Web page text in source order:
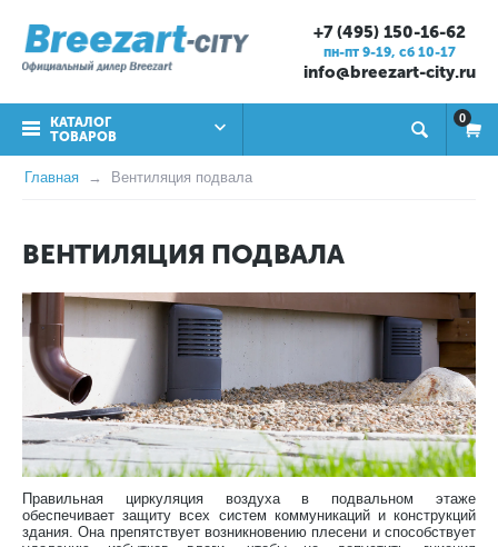
+7 (495) 150-16-62
пн-пт 9-19, cб 10-17
info@breezart-city.ru
КАТАЛОГ
ТОВАРОВ
0
Главная Вентиляция подвала
ВЕНТИЛЯЦИЯ ПОДВАЛА
Правильная циркуляция воздуха в подвальном этаже
обеспечивает защиту всех систем коммуникаций и конструкций
здания. Она препятствует возникновению плесени и способствует